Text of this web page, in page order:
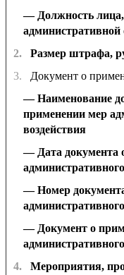
Должность
административной
2. Размер штрафа,
3.
Документ о
Наименование
применении мер
воздействия
Дата документа
Номер
Документ о
4.
Мероприятия,